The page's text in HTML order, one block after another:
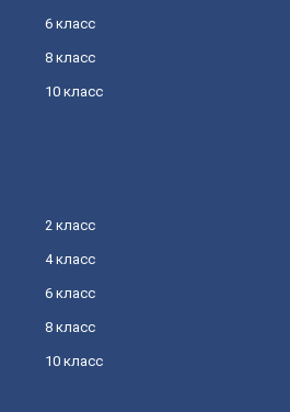
6 класс
8 класс
10 класс
2 класс
4 класс
6 класс
8 класс
10 класс